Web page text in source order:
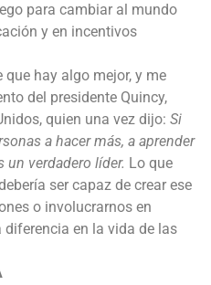
para cambiar al mundo
y en incentivos
que hay algo mejor, y me
del presidente Quincy,
quien una vez dijo: Si
a hacer más, a aprender
un verdadero líder. Lo que
ser capaz de crear ese
o involucrarnos en
en la vida de las